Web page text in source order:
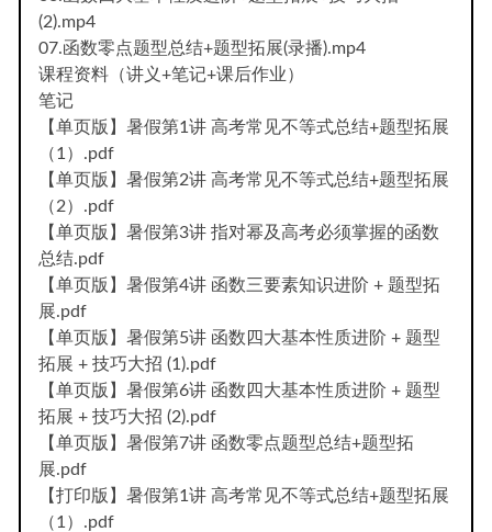
(2).mp4
07.函数零点题型总结+题型拓展(录播).mp4
课程资料（讲义+笔记+课后作业）
笔记
【单页版】暑假第1讲 高考常见不等式总结+题型拓展
（1）.pdf
【单页版】暑假第2讲 高考常见不等式总结+题型拓展
（2）.pdf
【单页版】暑假第3讲 指对幂及高考必须掌握的函数
总结.pdf
【单页版】暑假第4讲 函数三要素知识进阶 + 题型拓
展.pdf
【单页版】暑假第5讲 函数四大基本性质进阶 + 题型
拓展 + 技巧大招 (1).pdf
【单页版】暑假第6讲 函数四大基本性质进阶 + 题型
拓展 + 技巧大招 (2).pdf
【单页版】暑假第7讲 函数零点题型总结+题型拓
展.pdf
【打印版】暑假第1讲 高考常见不等式总结+题型拓展
（1）.pdf